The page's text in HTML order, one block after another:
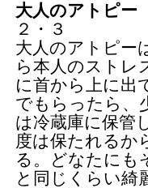
大人のアトピー
２・３
大人のアトピー
ら本人のストレ
に首から上に出
でもらったら、
は冷蔵庫に保管
度は保たれるか
る。どなたにも
と同じくらい綺